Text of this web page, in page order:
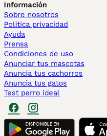
Información
Sobre nosotros
Politica privacidad
Ayuda
Prensa
Condiciones de uso
Anunciar tus mascotas
Anuncia tus cachorros
Anuncia tus gatos
Test perro ideal